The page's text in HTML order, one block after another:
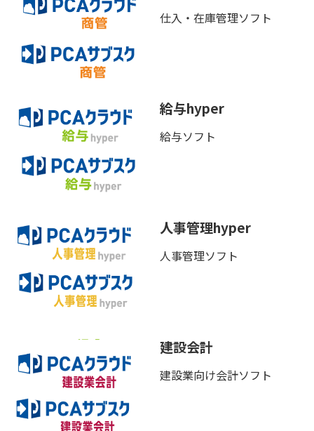
仕入・在庫管理ソフト
給与hyper
給与ソフト
人事管理hyper
人事管理ソフト
建設会計
建設業向け会計ソフト